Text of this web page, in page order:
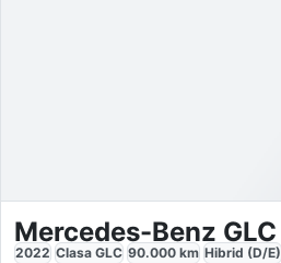
2022 Clasa GLC 90.000 km Hibrid (D/E)